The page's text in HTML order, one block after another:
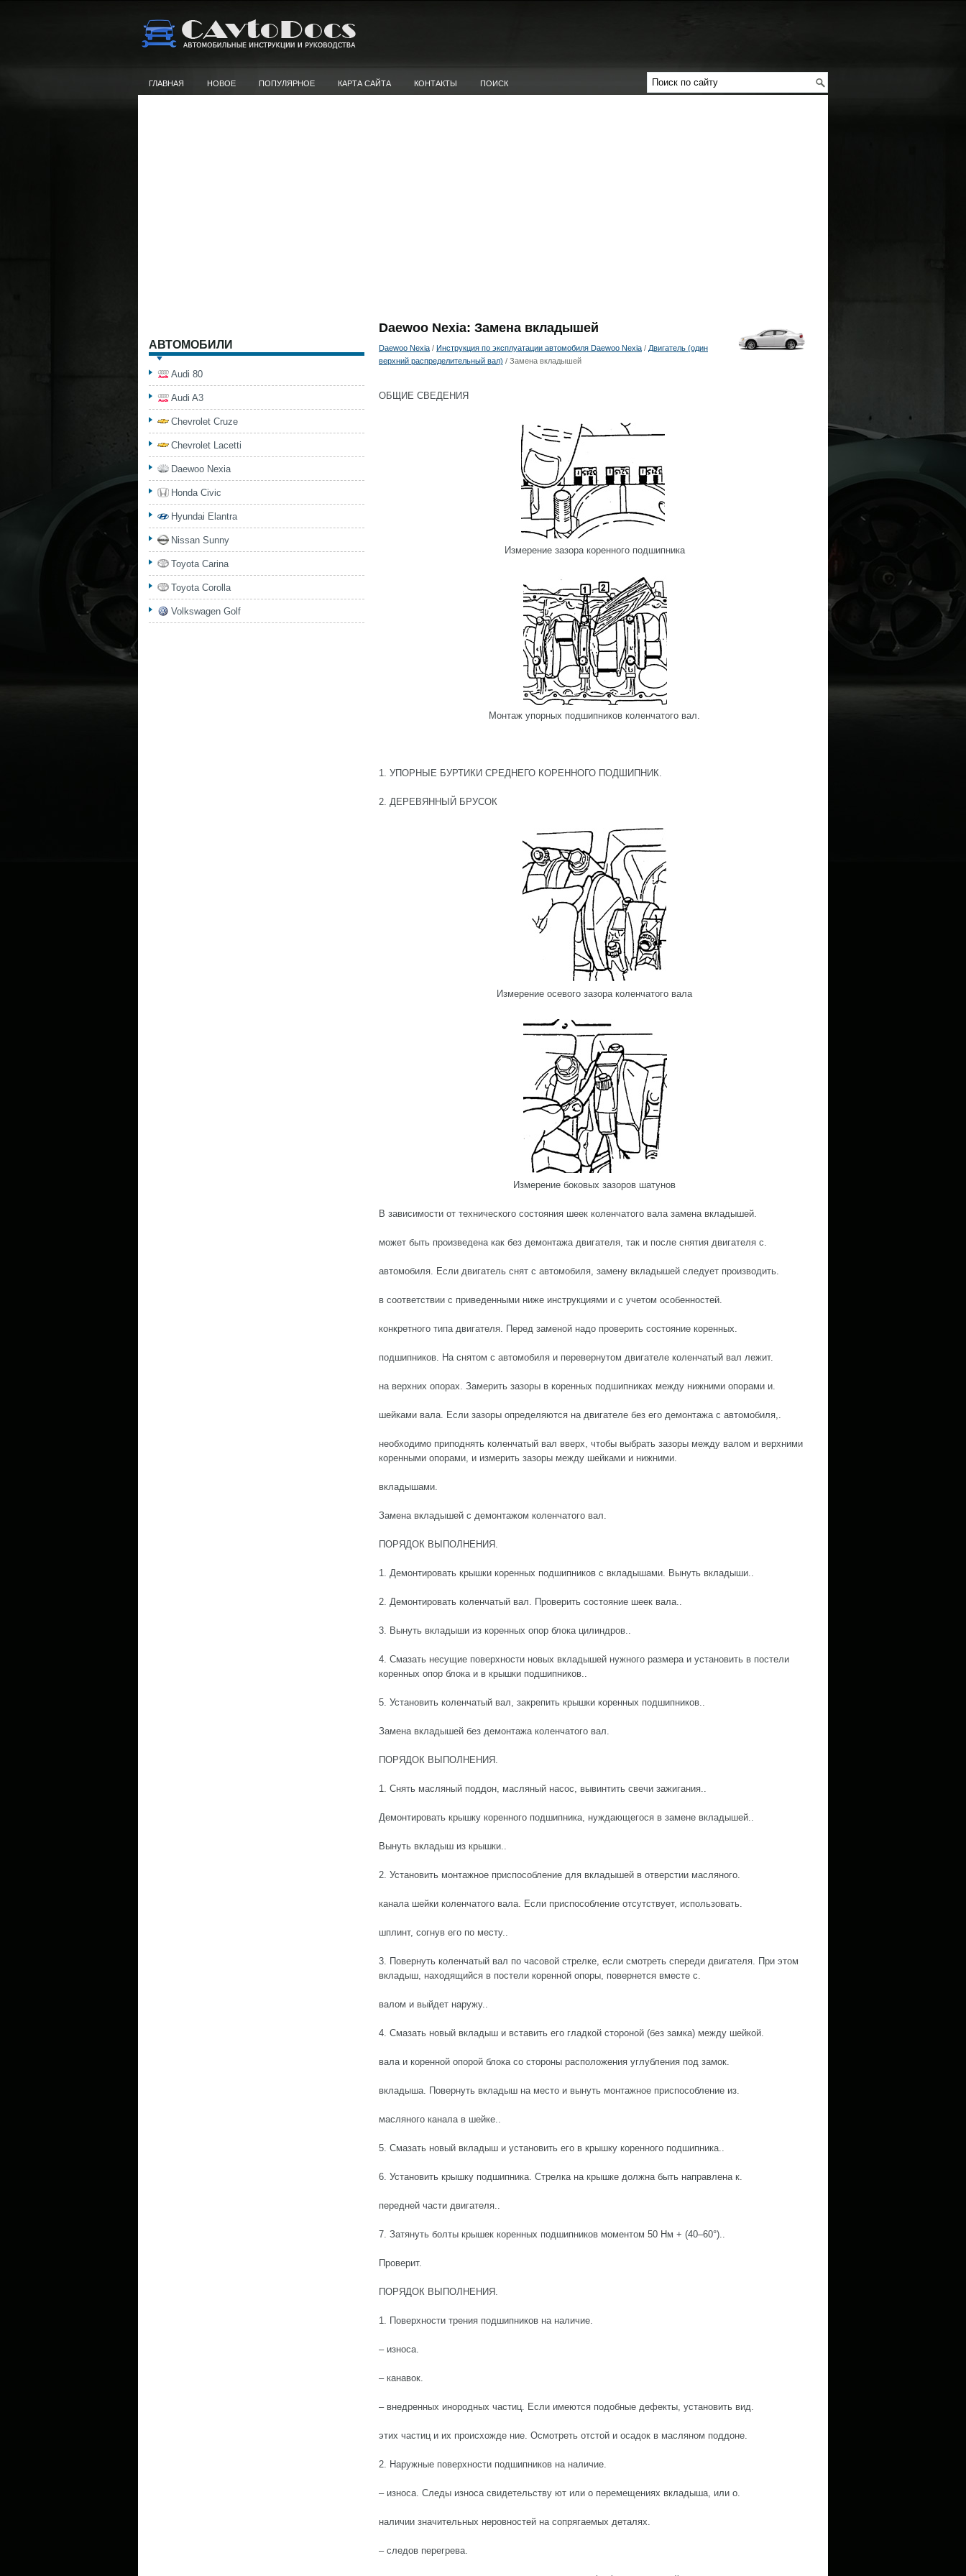
ГЛАВНАЯ НОВОЕ ПОПУЛЯРНОЕ КАРТА САЙТА КОНТАКТЫ ПОИСК
Daewoo Nexia: Замена вкладышей
Daewoo Nexia / Инструкция по эксплуатации автомобиля Daewoo Nexia / Двигатель (один
верхний распределительный вал) / Замена вкладышей
ОБЩИЕ СВЕДЕНИЯ
Измерение зазора коренного подшипника
Монтаж упорных подшипников коленчатого вал.
1. УПОРНЫЕ БУРТИКИ СРЕДНЕГО КОРЕННОГО ПОДШИПНИК.
2. ДЕРЕВЯННЫЙ БРУСОК
Измерение осевого зазора коленчатого вала
Измерение боковых зазоров шатунов
В зависимости от технического состояния шеек коленчатого вала замена вкладышей.
может быть произведена как без демонтажа двигателя, так и после снятия двигателя с.
автомобиля. Если двигатель снят с автомобиля, замену вкладышей следует производить.
в соответствии с приведенными ниже инструкциями и с учетом особенностей.
конкретного типа двигателя. Перед заменой надо проверить состояние коренных.
подшипников. На снятом с автомобиля и перевернутом двигателе коленчатый вал лежит.
на верхних опорах. Замерить зазоры в коренных подшипниках между нижними опорами и.
шейками вала. Если зазоры определяются на двигателе без его демонтажа с автомобиля,.
необходимо приподнять коленчатый вал вверх, чтобы выбрать зазоры между валом и верхними
коренными опорами, и измерить зазоры между шейками и нижними.
вкладышами.
Замена вкладышей с демонтажом коленчатого вал.
ПОРЯДОК ВЫПОЛНЕНИЯ.
1. Демонтировать крышки коренных подшипников с вкладышами. Вынуть вкладыши..
2. Демонтировать коленчатый вал. Проверить состояние шеек вала..
3. Вынуть вкладыши из коренных опор блока цилиндров..
4. Смазать несущие поверхности новых вкладышей нужного размера и установить в постели
коренных опор блока и в крышки подшипников..
5. Установить коленчатый вал, закрепить крышки коренных подшипников..
Замена вкладышей без демонтажа коленчатого вал.
ПОРЯДОК ВЫПОЛНЕНИЯ.
1. Снять масляный поддон, масляный насос, вывинтить свечи зажигания..
Демонтировать крышку коренного подшипника, нуждающегося в замене вкладышей..
Вынуть вкладыш из крышки..
2. Установить монтажное приспособление для вкладышей в отверстии масляного.
канала шейки коленчатого вала. Если приспособление отсутствует, использовать.
шплинт, согнув его по месту..
3. Повернуть коленчатый вал по часовой стрелке, если смотреть спереди двигателя. При этом
вкладыш, находящийся в постели коренной опоры, повернется вместе с.
валом и выйдет наружу..
4. Смазать новый вкладыш и вставить его гладкой стороной (без замка) между шейкой.
вала и коренной опорой блока со стороны расположения углубления под замок.
вкладыша. Повернуть вкладыш на место и вынуть монтажное приспособление из.
масляного канала в шейке..
5. Смазать новый вкладыш и установить его в крышку коренного подшипника..
6. Установить крышку подшипника. Стрелка на крышке должна быть направлена к.
передней части двигателя..
7. Затянуть болты крышек коренных подшипников моментом 50 Нм + (40–60°)..
Проверит.
ПОРЯДОК ВЫПОЛНЕНИЯ.
1. Поверхности трения подшипников на наличие.
– износа.
– канавок.
– внедренных инородных частиц. Если имеются подобные дефекты, установить вид.
этих частиц и их происхожде ние. Осмотреть отстой и осадок в масляном поддоне.
2. Наружные поверхности подшипников на наличие.
– износа. Следы износа свидетельству ют или о перемещениях вкладыша, или о.
наличии значительных неровностей на сопрягаемых деталях.
– следов перегрева.
АВТОМОБИЛИ
Audi 80
Audi A3
Chevrolet Cruze
Chevrolet Lacetti
Daewoo Nexia
Honda Civic
Hyundai Elantra
Nissan Sunny
Toyota Carina
Toyota Corolla
Volkswagen Golf